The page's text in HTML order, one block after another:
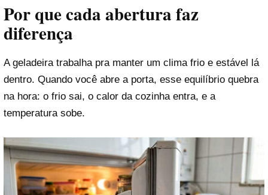
Por que cada abertura faz
diferença
A geladeira trabalha pra manter um clima frio e estável lá
dentro. Quando você abre a porta, esse equilíbrio quebra
na hora: o frio sai, o calor da cozinha entra, e a
temperatura sobe.